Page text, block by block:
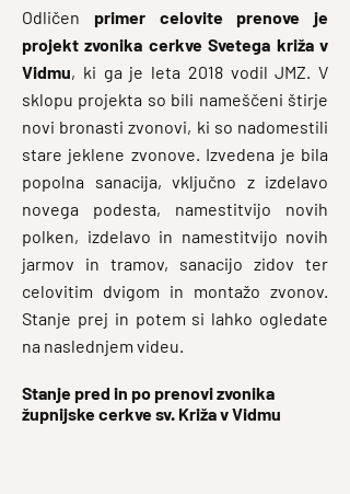
Odličen primer celovite prenove je
projekt zvonika cerkve Svetega križa v
Vidmu, ki ga je leta 2018 vodil JMZ. V
sklopu projekta so bili nameščeni štirje
novi bronasti zvonovi, ki so nadomestili
stare jeklene zvonove. Izvedena je bila
popolna sanacija, vključno z izdelavo
novega podesta, namestitvijo novih
polken, izdelavo in namestitvijo novih
jarmov in tramov, sanacijo zidov ter
celovitim dvigom in montažo zvonov.
Stanje prej in potem si lahko ogledate
na naslednjem videu.
Stanje pred in po prenovi zvonika
župnijske cerkve sv. Križa v Vidmu